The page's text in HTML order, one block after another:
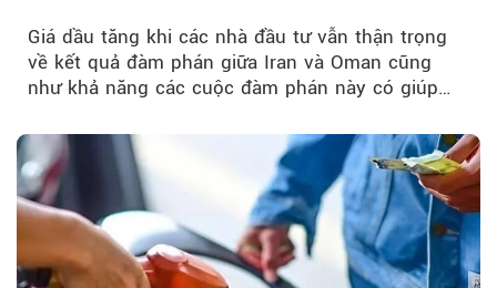
Giá dầu tăng khi các nhà đầu tư vẫn thận trọng
về kết quả đàm phán giữa Iran và Oman cũng
như khả năng các cuộc đàm phán này có giúp
Hormuz hay không.